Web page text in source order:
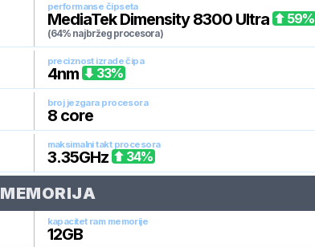
performanse čipseta
MediaTek Dimensity 8300 Ultra
(64% najbržeg procesora)
59%
preciznost izrade čipa
4nm 33%
broj jezgara procesora
8core
maksimalni takt procesora
3.35GHz 34%
MEMORIJA
kapacitet ram memorije
12GB